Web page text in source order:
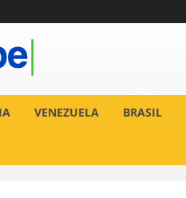
VENEZUELA BRASIL